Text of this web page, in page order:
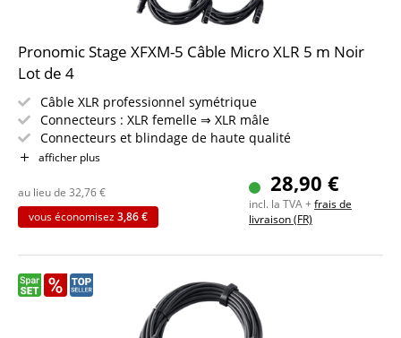
Pronomic Stage XFXM-5 Câble Micro XLR 5 m Noir
Lot de 4
Câble XLR professionnel symétrique
Connecteurs : XLR femelle ⇒ XLR mâle
Connecteurs et blindage de haute qualité
Longueur : 5m
Inclus bande auto-agrippante
Lot de 4 pièces
afficher plus
28,90 €
incl. la TVA +frais de
livraison (FR)
au lieu de 32,76€
vous économisez3,86 €